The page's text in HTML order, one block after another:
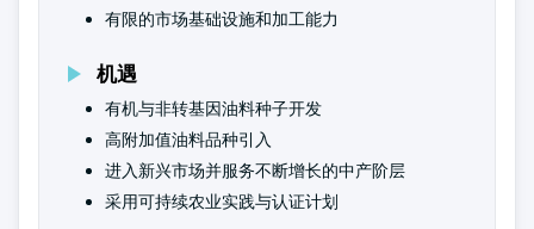
有限的市场基础设施和加工能力
机遇
有机与非转基因油料种子开发
高附加值油料品种引入
进入新兴市场并服务不断增长的中产阶层
采用可持续农业实践与认证计划